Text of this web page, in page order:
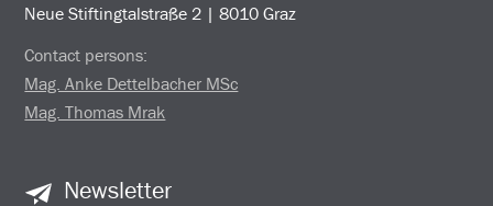
Neue Stiftingtalstraße 2 | 8010 Graz
Contact persons:
Mag. Anke Dettelbacher MSc
Mag. Thomas Mrak
Newsletter